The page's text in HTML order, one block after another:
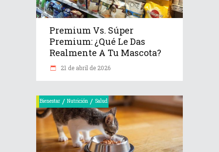
Premium Vs. Súper
Premium: ¿Qué Le Das
Realmente A Tu Mascota?
21 de abril de 2026
Bienestar / Nutrición / Salud